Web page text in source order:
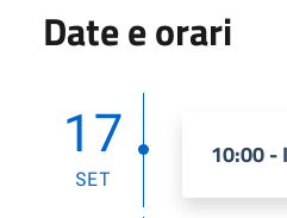
Date e orari
17
SET
10:00 -